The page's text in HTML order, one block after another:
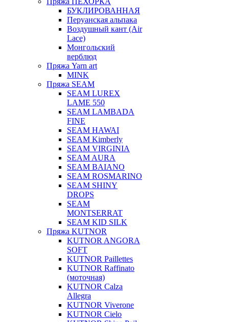
БУКЛИРОВАННАЯ
Перуанская альпака
Воздушный кант (Air
Lace)
Монгольский
верблюд
Пряжа Yarn art
MINK
Пряжа SEAM
SEAM LUREX
LAME 550
SEAM LAMBADA
FINE
SEAM HAWAI
SEAM Kimberly
SEAM VIRGINIA
SEAM AURA
SEAM BAIANO
SEAM ROSMARINO
SEAM SHINY
DROPS
SEAM
MONTSERRAT
SEAM KID SILK
Пряжа KUTNOR
KUTNOR ANGORA
SOFT
KUTNOR Paillettes
KUTNOR Raffinato
(моточная)
KUTNOR Calza
Allegra
KUTNOR Viverone
KUTNOR Cielo